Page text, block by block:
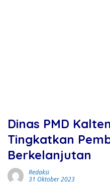
Dinas PMD
Tingkatkan
Berkelanjutan
Redaksi
31 Oktober 2023